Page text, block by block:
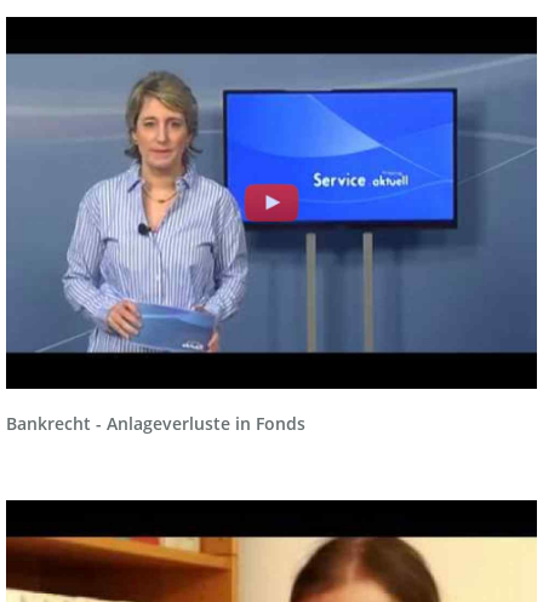
Bankrecht - Anlageverluste in Fonds